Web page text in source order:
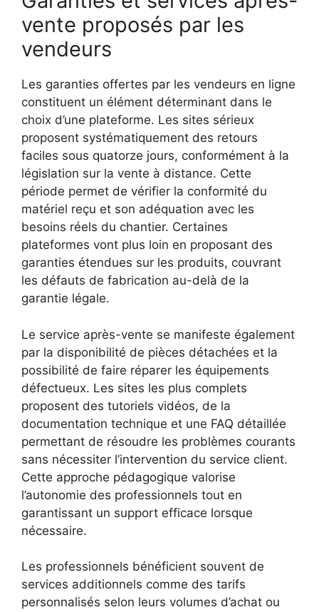
vente proposés par les
vendeurs
Les garanties offertes par les vendeurs en ligne
constituent un élément déterminant dans le
choix d’une plateforme. Les sites sérieux
proposent systématiquement des retours
faciles sous quatorze jours, conformément à la
législation sur la vente à distance. Cette
période permet de vérifier la conformité du
matériel reçu et son adéquation avec les
besoins réels du chantier. Certaines
plateformes vont plus loin en proposant des
garanties étendues sur les produits, couvrant
les défauts de fabrication au-delà de la
garantie légale.
Le service après-vente se manifeste également
par la disponibilité de pièces détachées et la
possibilité de faire réparer les équipements
défectueux. Les sites les plus complets
proposent des tutoriels vidéos, de la
documentation technique et une FAQ détaillée
permettant de résoudre les problèmes courants
sans nécessiter l’intervention du service client.
Cette approche pédagogique valorise
l’autonomie des professionnels tout en
garantissant un support efficace lorsque
nécessaire.
Les professionnels bénéficient souvent de
services additionnels comme des tarifs
personnalisés selon leurs volumes d’achat ou